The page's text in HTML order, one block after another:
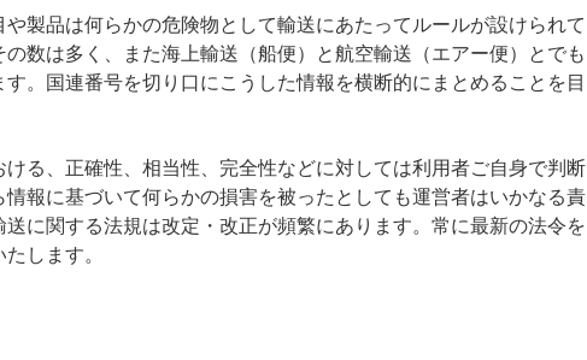
製品は何らかの危険物として輸送にあたってルールが設けられて
数は多く、また海上輸送（船便）と航空輸送（エアー便）とでも
。国連番号を切り口にこうした情報を横断的にまとめることを目
る、正確性、相当性、完全性などに対しては利用者ご自身で判断
報に基づいて何らかの損害を被ったとしても運営者はいかなる責
に関する法規は改定・改正が頻繁にあります。常に最新の法令を
します。